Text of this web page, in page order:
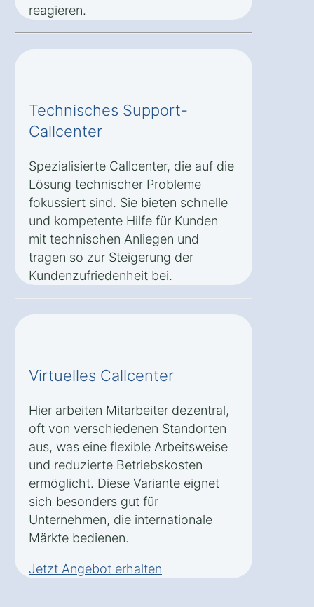
reagieren.
Technisches Support-
Callcenter
Spezialisierte Callcenter, die auf die
Lösung technischer Probleme
fokussiert sind. Sie bieten schnelle
und kompetente Hilfe für Kunden
mit technischen Anliegen und
tragen so zur Steigerung der
Kundenzufriedenheit bei.
Virtuelles Callcenter
Hier arbeiten Mitarbeiter dezentral,
oft von verschiedenen Standorten
aus, was eine flexible Arbeitsweise
und reduzierte Betriebskosten
ermöglicht. Diese Variante eignet
sich besonders gut für
Unternehmen, die internationale
Märkte bedienen.
Jetzt Angebot erhalten